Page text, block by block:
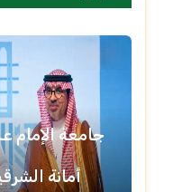
جامعة الإمام
أمانة